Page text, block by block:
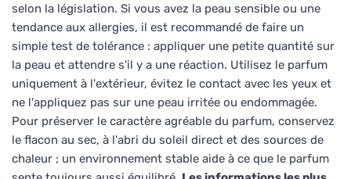
selon la législation. Si vous avez la peau sensible ou une
tendance aux allergies, il est recommandé de faire un
simple test de tolérance : appliquer une petite quantité sur
la peau et attendre s'il y a une réaction. Utilisez le parfum
uniquement à l'extérieur, évitez le contact avec les yeux et
ne l'appliquez pas sur une peau irritée ou endommagée.
Pour préserver le caractère agréable du parfum, conservez
le flacon au sec, à l'abri du soleil direct et des sources de
chaleur ; un environnement stable aide à ce que le parfum